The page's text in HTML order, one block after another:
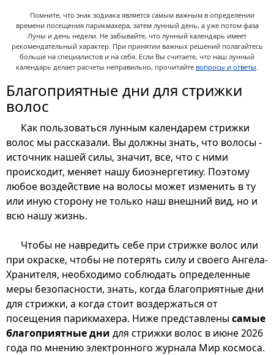
Помните, что знак зодиака является самым важным в определении
времени посещения парикмахера, затем лунный день, а уже потом фаза
Луны и день недели. Не забывайте, что лунный календарь имеет
рекомендательный характер. При принятии важных решений полагайтесь
больше на специалистов и на себя. Если Вы считаете, что наш лунный
календарь делает расчеты неправильно, прочитайте вопросы и ответы
Благоприятные дни для стрижки
волос
Как пользоваться лунным календарем стрижки
волос мы рассказали. Вы должны знать, что волосы -
источник нашей силы, значит, все, что с ними
происходит, меняет нашу биоэнергетику. Поэтому
любое воздействие на волосы может изменить в ту
или иную сторону не только наш внешний вид, но и
всю нашу жизнь.
Чтобы не навредить себе при стрижке волос или
при окраске, чтобы не потерять силу и своего Ангела-
Хранителя, необходимо соблюдать определенные
меры безопасности, знать, когда благоприятные дни
для стрижки, а когда стоит воздержаться от
посещения парикмахера. Ниже представленысамые
благоприятные дни для стрижки волос в июне 2026
года по мнению электронного журнала Мир космоса.